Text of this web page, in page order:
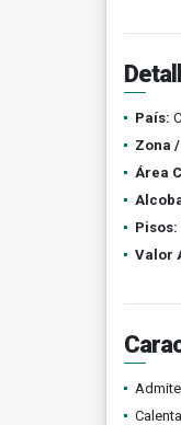
País:
Zona
Área
Pisos:
Valor